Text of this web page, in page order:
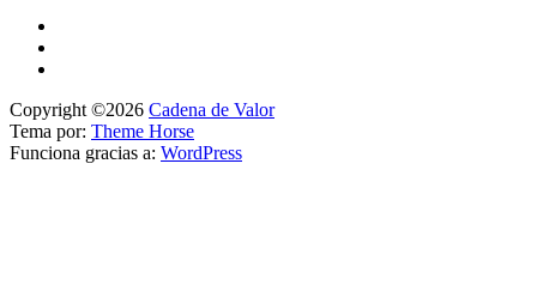
Copyright ©2026 Cadena de Valor
Tema por: Theme Horse
Funciona gracias a: WordPress